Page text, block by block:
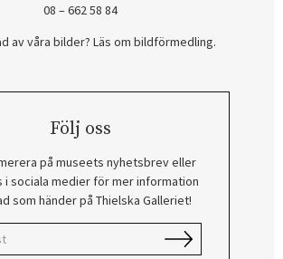
08 – 662 58 84
av våra bilder? Läs om bildförmedling.
Följ oss
på museets nyhetsbrev eller
i sociala medier för mer information
som händer på Thielska Galleriet!